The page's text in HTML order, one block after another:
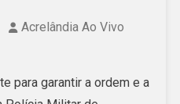
Acrelândia Ao Vivo
para garantir a ordem e a